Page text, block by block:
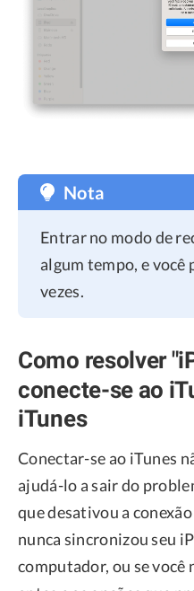
Nota
Entrar no modo de
algum tempo, e você
vezes.
Como resolver
conecte-se ao
iTunes
Conectar-se ao iTunes
ajudá-lo a sair do
que desativou a
nunca sincronizou seu
computador, ou se você